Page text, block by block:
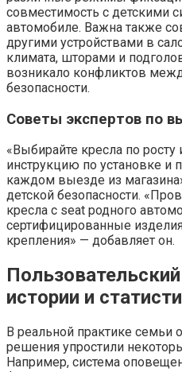
совместимость с детскими
автомобиле. Важна также
другими устройствами в
климата, шторами и
возникало конфликтов
безопасности.
Советы экспертов по
«Выбирайте кресла по
инструкцию по установке и
каждом выезде из
детской безопасности.
кресла с seat родного
сертифицированные
крепления» — добавляет он.
истории и
В реальной практике семьи
решения упростили
Например, система